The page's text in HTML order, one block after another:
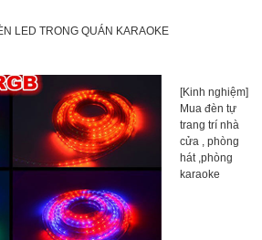
LED TRONG QUÁN KARAOKE
[Kinh nghiệm]
Mua đèn tự
trang trí nhà
cửa , phòng
hát ,phòng
karaoke